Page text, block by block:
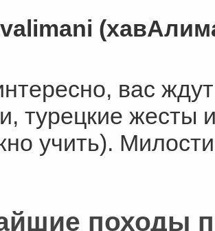
вас
турецкие жесты
учить).
походы